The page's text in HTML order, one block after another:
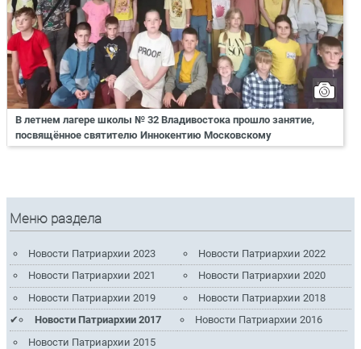
В летнем лагере школы № 32 Владивостока прошло занятие,
посвящённое святителю Иннокентию Московскому
Меню раздела
Новости Патриархии 2023
Новости Патриархии 2022
Новости Патриархии 2021
Новости Патриархии 2020
Новости Патриархии 2019
Новости Патриархии 2018
Новости Патриархии 2017
Новости Патриархии 2016
Новости Патриархии 2015